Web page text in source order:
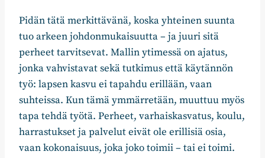
Pidän tätä merkittävänä, koska yhteinen suunta
tuo arkeen johdonmukaisuutta – ja juuri sitä
perheet tarvitsevat. Mallin ytimessä on ajatus,
jonka vahvistavat sekä tutkimus että käytännön
työ: lapsen kasvu ei tapahdu erillään, vaan
suhteissa. Kun tämä ymmärretään, muuttuu myös
tapa tehdä työtä. Perheet, varhaiskasvatus, koulu,
harrastukset ja palvelut eivät ole erillisiä osia,
vaan kokonaisuus, joka joko toimii – tai ei toimi.